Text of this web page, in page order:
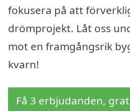
fokusera på att
drömprojekt. Låt oss
mot en framgångsrik
kvarn!
Få 3 erbjudanden,